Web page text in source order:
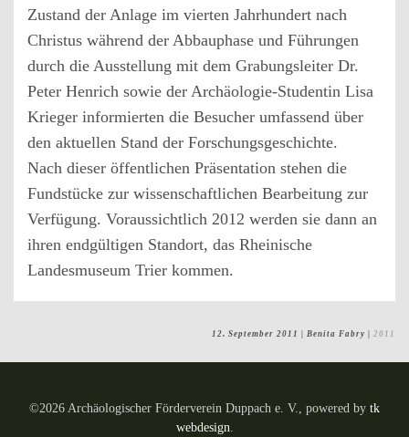
Zustand der Anlage im vierten Jahrhundert nach
Christus während der Abbauphase und Führungen
durch die Ausstellung mit dem Grabungsleiter Dr.
Peter Henrich sowie der Archäologie-Studentin Lisa
Krieger informierten die Besucher umfassend über
den aktuellen Stand der Forschungsgeschichte.
Nach dieser öffentlichen Präsentation stehen die
Fundstücke zur wissenschaftlichen Bearbeitung zur
Verfügung. Voraussichtlich 2012 werden sie dann an
ihren endgültigen Standort, das Rheinische
Landesmuseum Trier kommen.
12. September 2011 | Benita Fabry | 2011
©2026 Archäologischer Förderverein Duppach e. V., powered by tk
webdesign.